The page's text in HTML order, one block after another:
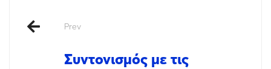
Prev
Συντονισμός με τις